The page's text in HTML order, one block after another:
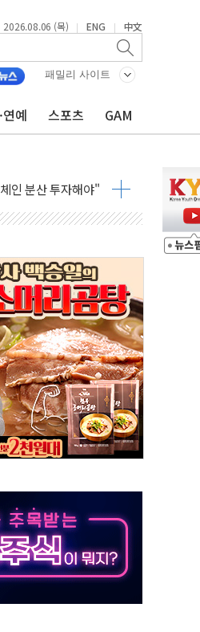
2026.08.06 (목) | ENG | 中文
패밀리 사이트
연예 스포츠 GAM
인 분산 투자해야"
2배
매
풍' 우려
생에너지 '앞장'